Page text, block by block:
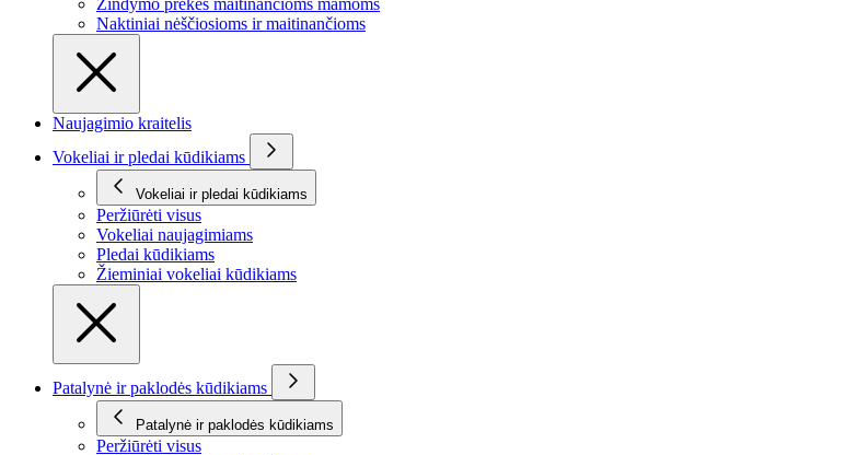
Žindymo prekės maitinančioms mamoms
Naktiniai nėščiosioms ir maitinančioms
Naujagimio kraitelis
Vokeliai ir pledai kūdikiams
Vokeliai ir pledai kūdikiams
Peržiūrėti visus
Vokeliai naujagimiams
Pledai kūdikiams
Žieminiai vokeliai kūdikiams
Patalynė ir paklodės kūdikiams
Patalynė ir paklodės kūdikiams
Peržiūrėti visus